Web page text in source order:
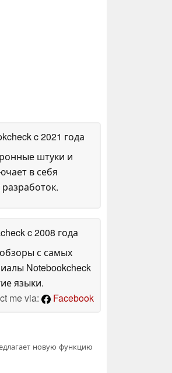
c 2021 года
штуки и
в себя
c 2008 года
с самых
Notebookcheck
языки.
me via:
Facebook
новую функцию